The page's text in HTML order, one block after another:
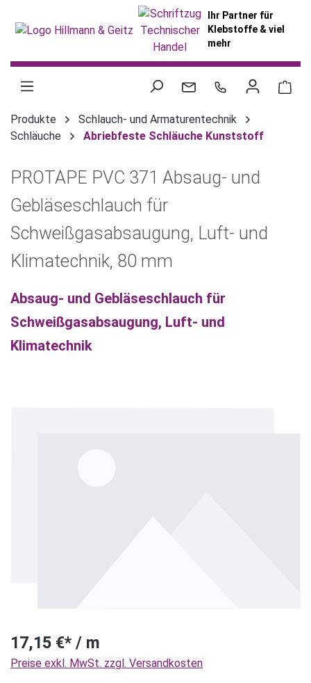
Ihr Partner für
Klebstoffe & viel
mehr
Produkte
Schlauch- und Armaturentechnik
Schläuche
Abriebfeste Schläuche Kunststoff
PROTAPE PVC 371 Absaug- und
Gebläseschlauch für
Schweißgasabsaugung, Luft- und
Klimatechnik, 80 mm
Absaug- und Gebläseschlauch für
Schweißgasabsaugung, Luft- und
Klimatechnik
17,15 €* / m
Preise exkl. MwSt. zzgl. Versandkosten